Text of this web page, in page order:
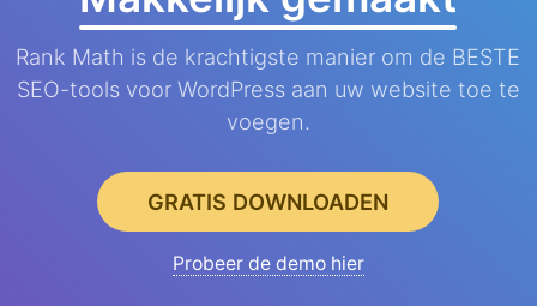
Rank Math is de krachtigste manier om de BESTE
SEO-tools voor WordPress aan uw website toe te
voegen.
GRATIS DOWNLOADEN
Probeer de demo hier